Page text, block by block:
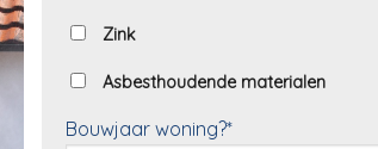
Zink
Asbesthoudende materialen
Bouwjaar woning?*